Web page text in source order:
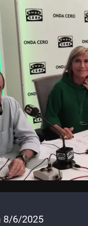
8/6/2025